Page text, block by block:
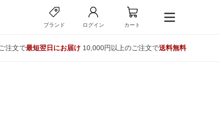
ブランド ログイン カート
注文で最短翌日にお届け10,000円以上のご注文で送料無料